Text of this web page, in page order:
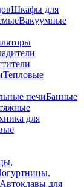
Шкафы для
Вакуумные
Тепловые
печиБанные
для
Автоклавы для